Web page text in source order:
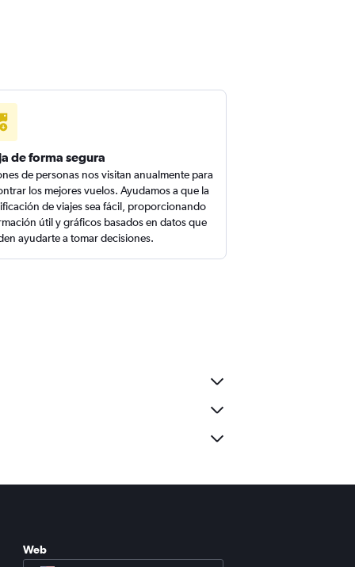
de forma segura
de personas nos visitan anualmente para
los mejores vuelos. Ayudamos a que la
de viajes sea fácil, proporcionando
útil y gráficos basados en datos que
ayudarte a tomar decisiones.
Web